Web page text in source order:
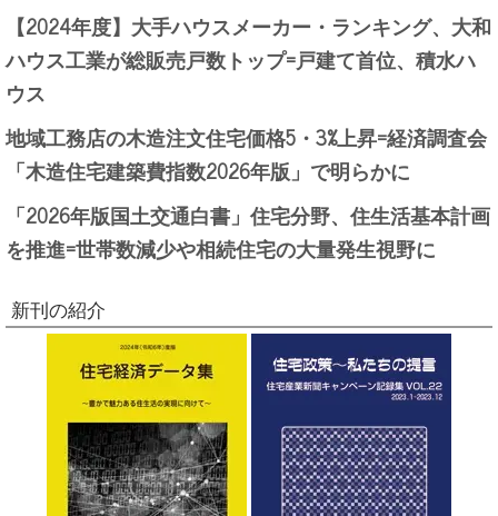
【2024年度】大手ハウスメーカー・ランキング、大和
ハウス工業が総販売戸数トップ=戸建て首位、積水ハ
ウス
地域工務店の木造注文住宅価格5・3%上昇=経済調査会
「木造住宅建築費指数2026年版」で明らかに
「2026年版国土交通白書」住宅分野、住生活基本計画
を推進=世帯数減少や相続住宅の大量発生視野に
新刊の紹介